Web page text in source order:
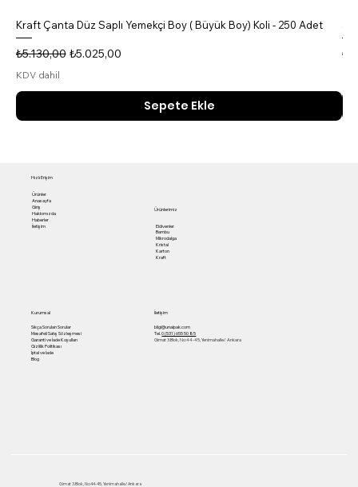
Kraft Çanta Düz Saplı Yemekçi Boy ( Büyük Boy) Koli - 250 Adet
Normal Fiyat
₺5.130,00 İndirimli Fiyat
₺5.025,00
KDV dahil
Sepete Ekle
Ürünlerimiz
Eldivenler
Bambu
Mikrodalga
Kristal
Karton
Kraft
Hızlı Erişim
Ürünler
Anasayfa
Giriş
Hakkımızda
Haberler
İletişim
Kurumsal
Sıkça Sorulan Sorular
Mesafeli Satış Sözleşmesi
Garanti ve İade Koşulları
Gizlilik Politikası
İptal ve İade
Blog
İletişim
bilgi@unalpak.com
Tel.0 (531) 655 50 85
Gimat 3.Blok, No:44-45, Yenimahalle/ Ankara
Gimat 3.Blok, No:44-45, Yenimahalle/ Ankara